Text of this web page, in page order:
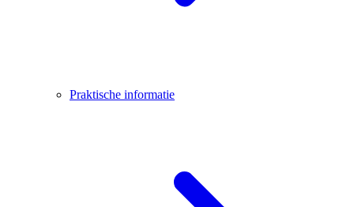
Praktische informatie